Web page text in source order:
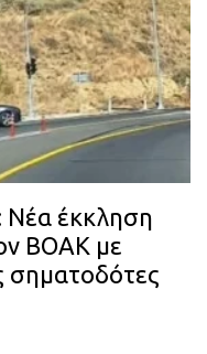
Νέα έκκληση
ΒΟΑΚ με
σηματοδότες